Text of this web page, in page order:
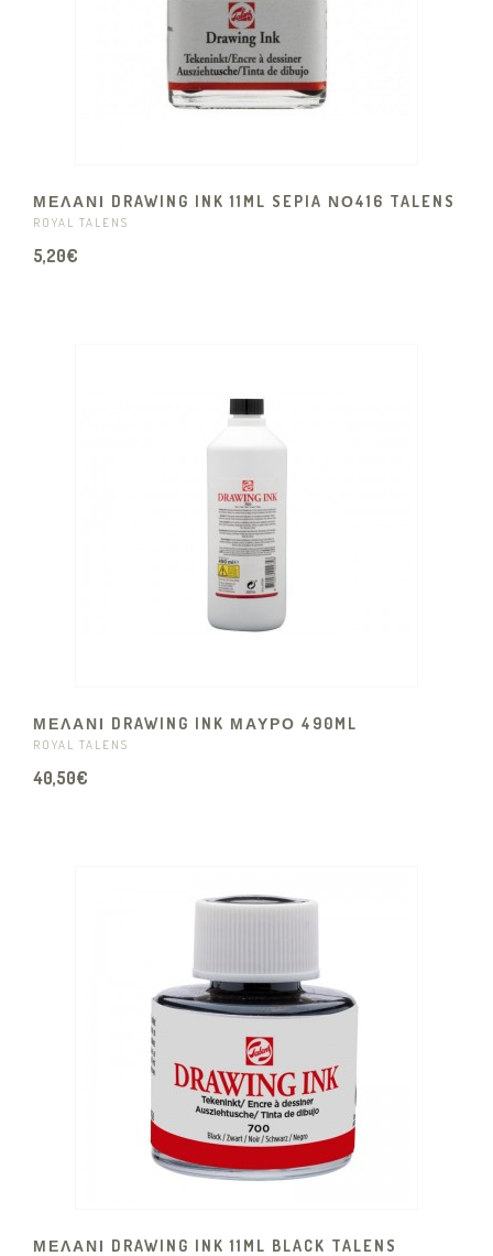
ΜΕΛΑΝΙ DRAWING INK 11ML SEPIA ΝΟ416 TALENS
ROYAL TALENS
5,20€
ΜΕΛΑΝΙ DRAWING INK ΜΑΥΡΟ 490ML
ROYAL TALENS
40,50€
ΜΕΛΑΝΙ DRAWING INK 11ML BLACK TALENS